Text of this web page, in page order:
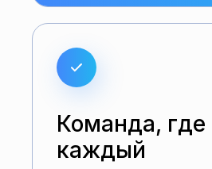
Команда, где
каждый